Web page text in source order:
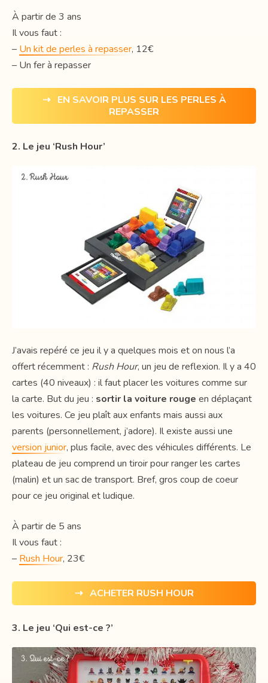
À partir de 3 ans
Il vous faut :
– Un kit de perles à repasser, 12€
– Un fer à repasser
⇢ EN SAVOIR PLUS SUR LES PERLES À
REPASSER
2. Le jeu ‘Rush Hour’
J’avais repéré ce jeu il y a quelques mois et on nous l’a
offert récemment : Rush Hour, un jeu de reflexion. Il y a 40
cartes (40 niveaux) : il faut placer les voitures comme sur
la carte. But du jeu : sortir la voiture rouge en déplaçant
les voitures. Ce jeu plaît aux enfants mais aussi aux
parents (personnellement, j’adore). Il existe aussi une
version junior, plus facile, avec des véhicules différents. Le
plateau de jeu comprend un tiroir pour ranger les cartes
(malin) et un sac de transport. Bref, gros coup de coeur
pour ce jeu original et ludique.
À partir de 5 ans
Il vous faut :
– Rush Hour, 23€
⇢ ACHETER RUSH HOUR
3. Le jeu ‘Qui est-ce ?’